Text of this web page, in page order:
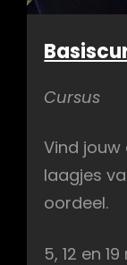
Cursus
Vind
laagjes
oordeel.
5, 12 en